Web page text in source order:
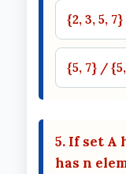
{2, 3, 5,
{5, 7} /
5. If set A
has n